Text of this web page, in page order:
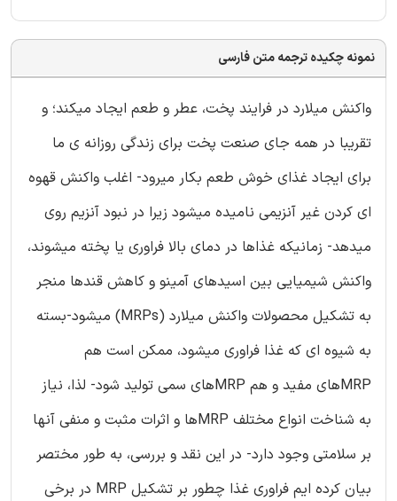
نمونه چکیده ترجمه متن فارسی
واکنش میلارد در فرایند پخت، عطر و طعم ایجاد میکند؛ و
تقریبا در همه جای صنعت پخت برای زندگی روزانه ی ما
برای ایجاد غذای خوش طعم بکار میرود- اغلب واکنش قهوه
ای کردن غیر آنزیمی نامیده میشود زیرا در نبود آنزیم روی
میدهد- زمانیکه غذاها در دمای بالا فراوری یا پخته میشوند،
واکنش شیمیایی بین اسیدهای آمینو و کاهش قندها منجر
به تشکیل محصولات واکنش میلارد (MRPs) میشود-بسته
به شیوه ای که غذا فراوری میشود، ممکن است هم
MRPهای مفید و هم MRPهای سمی تولید شود- لذا، نیاز
به شناخت انواع مختلف MRPها و اثرات مثبت و منفی آنها
بر سلامتی وجود دارد- در این نقد و بررسی، به طور مختصر
بیان کرده ایم فراوری غذا چطور بر تشکیل MRP در برخی